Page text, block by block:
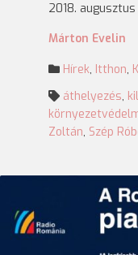
2018. augusztus
Márton Evelin
Hírek, Itthon,
áthelyezés,
Zoltán, Szép